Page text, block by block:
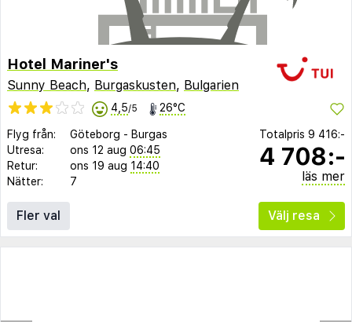
Hotel Mariner's
Sunny Beach, Burgaskusten, Bulgarien
4,5/5 26°C
Flyg från: Göteborg - Burgas
Utresa:
ons 12 aug 06:45
Retur:
ons 19 aug 14:40
Nätter:
7
Totalpris 9 416:-
4 708:-
läs mer
Fler val Välj resa